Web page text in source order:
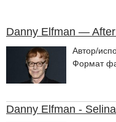
Danny Elfman —
Автор/
Формат
Danny Elfman -